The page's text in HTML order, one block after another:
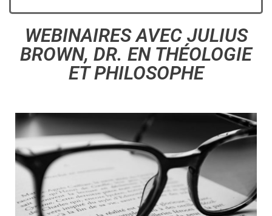
WEBINAIRES AVEC JULIUS
BROWN, DR. EN THÉOLOGIE
ET PHILOSOPHE